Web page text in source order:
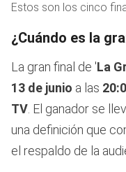
Estos son los cinco
¿Cuándo es la
La gran final de 'La
13 de junio a las
TV . El ganador se
una definición que
el respaldo de la